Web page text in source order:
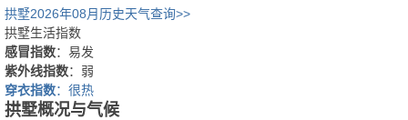
拱墅2026年08月历史天气查询>>
拱墅生活指数
感冒指数：易发
紫外线指数：弱
穿衣指数：很热
拱墅概况与气候